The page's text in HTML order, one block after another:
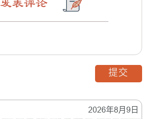
2026年8月9日
发表评论
提交